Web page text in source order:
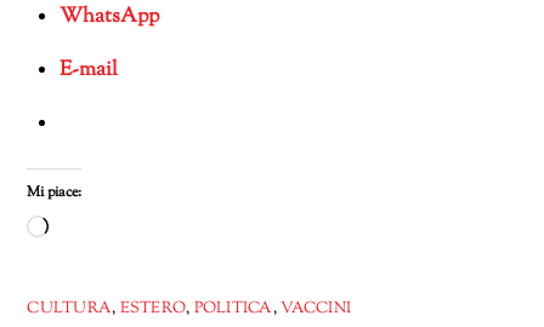
WhatsApp
E-mail
Mi piace:
Caricamento
corso…
CULTURA, ESTERO, POLITICA,VACCINI